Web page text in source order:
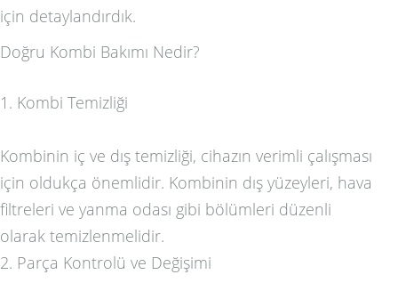
için detaylandırdık.
Doğru Kombi Bakımı Nedir?
1. Kombi Temizliği
Kombinin iç ve dış temizliği, cihazın verimli çalışması
için oldukça önemlidir. Kombinin dış yüzeyleri, hava
filtreleri ve yanma odası gibi bölümleri düzenli
olarak temizlenmelidir.
2. Parça Kontrolü ve Değişimi